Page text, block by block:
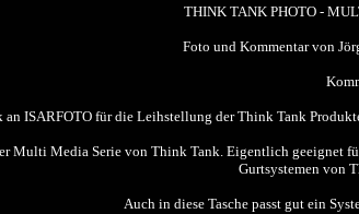
THINK TANK PHOTO -
Foto und Kommentar von
an ISARFOTO für die Leihstellung der Think Tank
Multi Media Serie von Think Tank. Eigentlich geeignet
Gurtsystemen von
Auch in diese Tasche passt gut ein